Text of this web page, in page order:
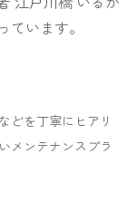
います。
どを丁寧にヒアリ
メンテナンスプラ